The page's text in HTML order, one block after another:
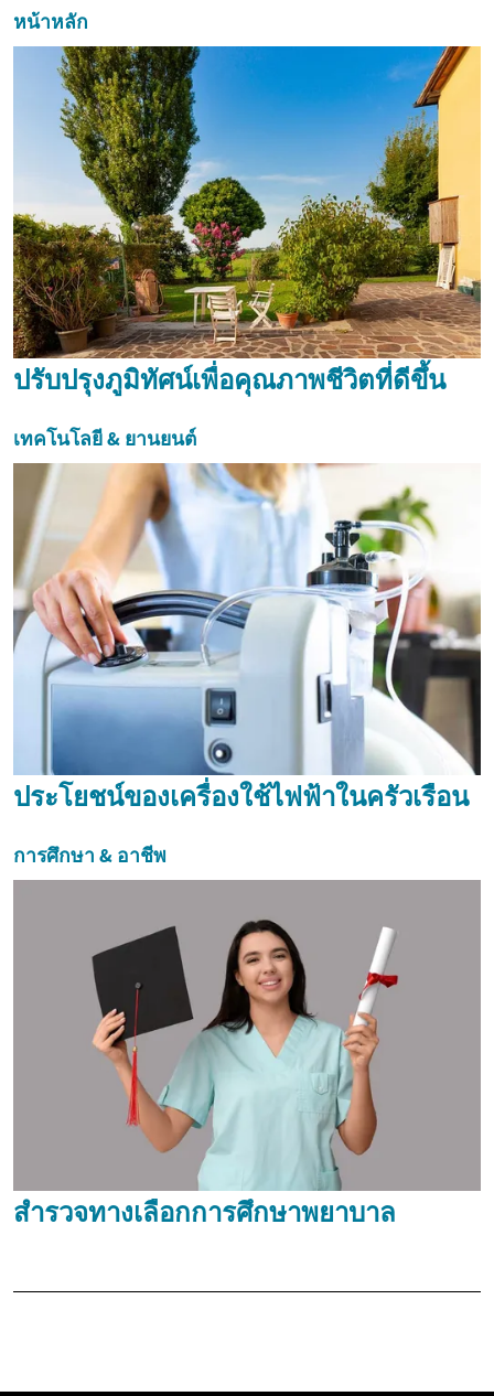
หน้าหลัก
ปรับปรุงภูมิทัศน์เพื่อคุณภาพชีวิตที่ดีขึ้น
เทคโนโลยี & ยานยนต์
ประโยชน์ของเครื่องใช้ไฟฟ้าในครัวเรือน
การศึกษา & อาชีพ
สำรวจทางเลือกการศึกษาพยาบาล